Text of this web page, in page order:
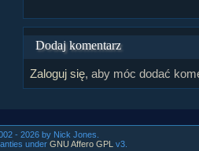
Dodaj komentarz
Zaloguj się, aby móc dodać
- 2026 by Nick Jones.
under GNU Affero GPL v3.